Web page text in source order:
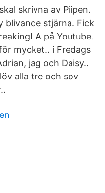
skrivna av Piipen.
blivande stjärna. Fick
på Youtube.
mycket.. i Fredags
jag och Daisy..
alla tre och sov